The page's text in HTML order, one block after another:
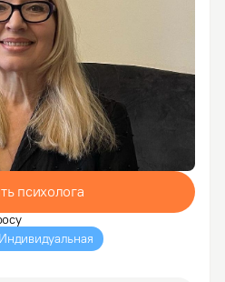
психолога
Индивидуальная